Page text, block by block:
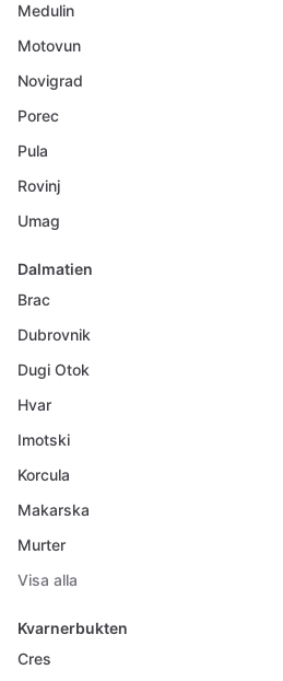
Medulin
Motovun
Novigrad
Porec
Pula
Rovinj
Umag
Dalmatien
Brac
Dubrovnik
Dugi Otok
Hvar
Imotski
Korcula
Makarska
Murter
Visa alla
Kvarnerbukten
Cres